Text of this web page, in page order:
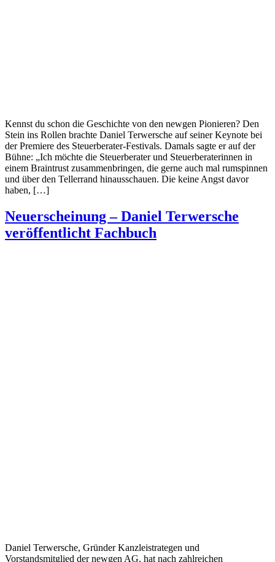
Kennst du schon die Geschichte von den newgen Pionieren? Den
Stein ins Rollen brachte Daniel Terwersche auf seiner Keynote bei
der Premiere des Steuerberater-Festivals. Damals sagte er auf der
Bühne: „Ich möchte die Steuerberater und Steuerberaterinnen in
einem Braintrust zusammenbringen, die gerne auch mal rumspinnen
und über den Tellerrand hinausschauen. Die keine Angst davor
haben, […]
Neuerscheinung – Daniel Terwersche
veröffentlicht Fachbuch
Daniel Terwersche, Gründer Kanzleistrategen und
Vorstandsmitglied der newgen AG, hat nach zahlreichen